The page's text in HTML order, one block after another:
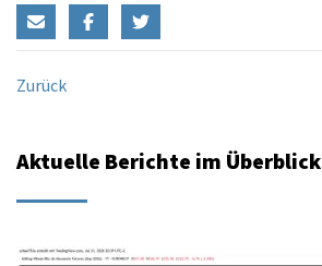
Zurück
Aktuelle Berichte im Überblick